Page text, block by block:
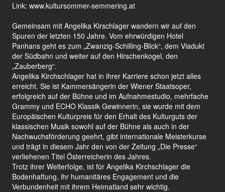
Link: www.kultursommer-semmering.at
Gemeinsam mit Angelika Kirschlager wandern wir auf den
Spuren der letzten 150 Jahre. Vom ehrwürdigen Hotel
Panhans geht es zum „Zwanzig-Schilling-Blick“, dem Viadukt
der Südbahn und weiter auf den Hirschenkogel, den
„Zauberberg“.
Angelika Kirchschlager hat in ihrer Karriere schon jetzt alles
erreicht. Sie ist Kammersängerin der Wiener Staatsoper,
erfolgreich auf der Bühne und im Aufnahmestudio, mehrfache
Grammy und ECHO Klassik Gewinnerin, sie wurde mit dem
Europäischen Kulturpreis für den Erhalt des Kulturguts der
klassischen Musik sowohl auf der Bühne als auch in der
Nachwuchsförderung geehrt, gibt internationale Meisterkurse
und trägt in diesem Jahr den von der Zeitung „Die Presse“
verliehenen Titel Österreicherin des Jahres.
Trotz ihrer Welterfolge, ist für Angelika Kirchschlager die
Bodenhaftung, ihr humanitäres Engagement und die
Verbundenheit mit ihrem Heimatland sehr wichtig.